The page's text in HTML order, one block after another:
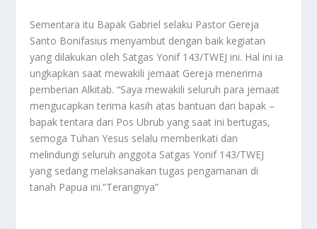
Sementara itu Bapak Gabriel selaku Pastor Gereja
Santo Bonifasius menyambut dengan baik kegiatan
yang dilakukan oleh Satgas Yonif 143/TWEJ ini. Hal ini ia
ungkapkan saat mewakili jemaat Gereja menerima
pemberian Alkitab. “Saya mewakili seluruh para jemaat
mengucapkan terima kasih atas bantuan dari bapak –
bapak tentara dari Pos Ubrub yang saat ini bertugas,
semoga Tuhan Yesus selalu memberikati dan
melindungi seluruh anggota Satgas Yonif 143/TWEJ
yang sedang melaksanakan tugas pengamanan di
tanah Papua ini.”Terangnya”